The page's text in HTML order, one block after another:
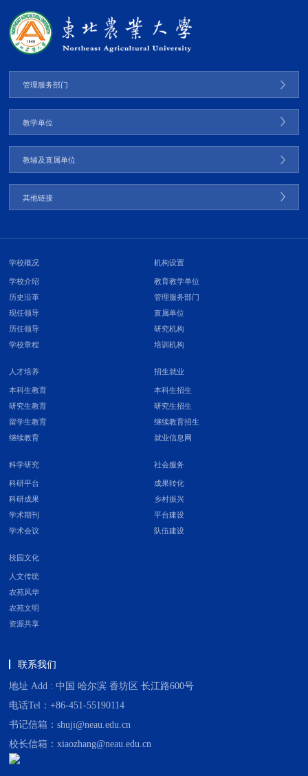
管理服务部门
教学单位
教辅及直属单位
其他链接
学校概况
学校介绍
历史沿革
现任领导
历任领导
学校章程
机构设置
教育教学单位
管理服务部门
直属单位
研究机构
培训机构
人才培养
本科生教育
研究生教育
留学生教育
继续教育
招生就业
本科生招生
研究生招生
继续教育招生
就业信息网
科学研究
科研平台
科研成果
学术期刊
学术会议
社会服务
成果转化
乡村振兴
平台建设
队伍建设
校园文化
人文传统
农苑风华
农苑文明
资源共享
联系我们
地址 Add : 中国 哈尔滨 香坊区 长江路600号
电话Tel：+86-451-55190114
书记信箱：shuji@neau.edu.cn
校长信箱：xiaozhang@neau.edu.cn